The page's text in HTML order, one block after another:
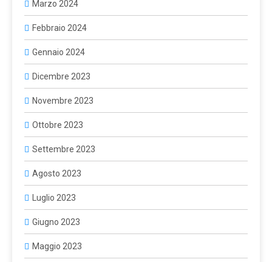
Marzo 2024
Febbraio 2024
Gennaio 2024
Dicembre 2023
Novembre 2023
Ottobre 2023
Settembre 2023
Agosto 2023
Luglio 2023
Giugno 2023
Maggio 2023